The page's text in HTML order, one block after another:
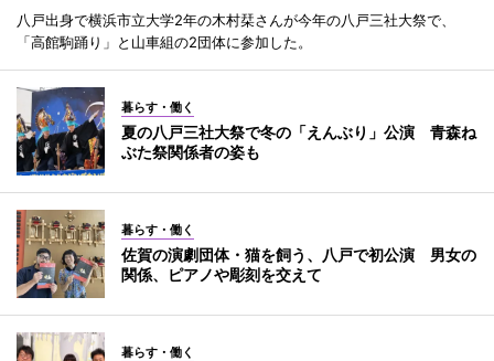
八戸出身で横浜市立大学2年の木村栞さんが今年の八戸三社大祭で、
「高館駒踊り」と山車組の2団体に参加した。
暮らす・働く
夏の八戸三社大祭で冬の「えんぶり」公演 青森ね
ぶた祭関係者の姿も
暮らす・働く
佐賀の演劇団体・猫を飼う、八戸で初公演 男女の
関係、ピアノや彫刻を交えて
暮らす・働く